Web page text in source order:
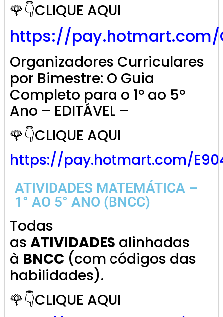
🌹👇CLIQUE AQUI
https://pay.hotmart.com/
Organizadores Curriculares
por Bimestre: O Guia
Completo para o 1º ao 5º
Ano – EDITÁVEL –
🌹👇CLIQUE AQUI
https://pay.hotmart.com/
ATIVIDADES MATEMÁTICA –
1° AO 5° ANO (BNCC)
Todas
as ATIVIDADES alinhadas
à BNCC (com códigos das
habilidades).
🌹👇CLIQUE AQUI